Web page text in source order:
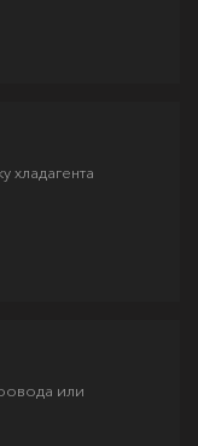
хладагента
или